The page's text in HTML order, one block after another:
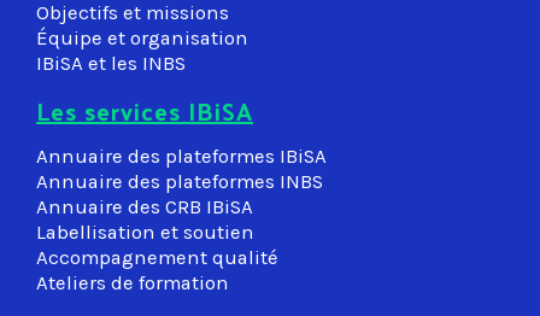
Objectifs et missions
Équipe et organisation
IBiSA et les INBS
Les services IBiSA
Annuaire des plateformes IBiSA
Annuaire des plateformes INBS
Annuaire des CRB IBiSA
Labellisation et soutien
Accompagnement qualité
Ateliers de formation